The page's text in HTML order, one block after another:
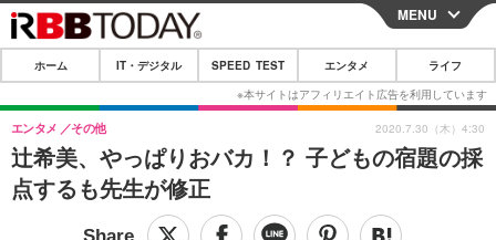
CLOSE
ホーム
IT・デジタル
IT・デジタルTOP スマートフォン
SPEED TEST
MENU
ホーム IT・デジタル SPEED TEST エンタメ ライフ
辻希美、やっぱりおバカ！？ 子どもの宿題の採
点するも先生が修正
エンタメ その他 2020.7.30（木）4:30